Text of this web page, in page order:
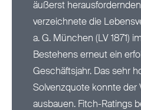
Magazin
äußerst
verzeichnete die
a. G. München (LV 1871)
Bestehens erneut ein
Geschäftsjahr. Das sehr
Solvenzquote konnte der
ausbauen. Fitch-Ratings